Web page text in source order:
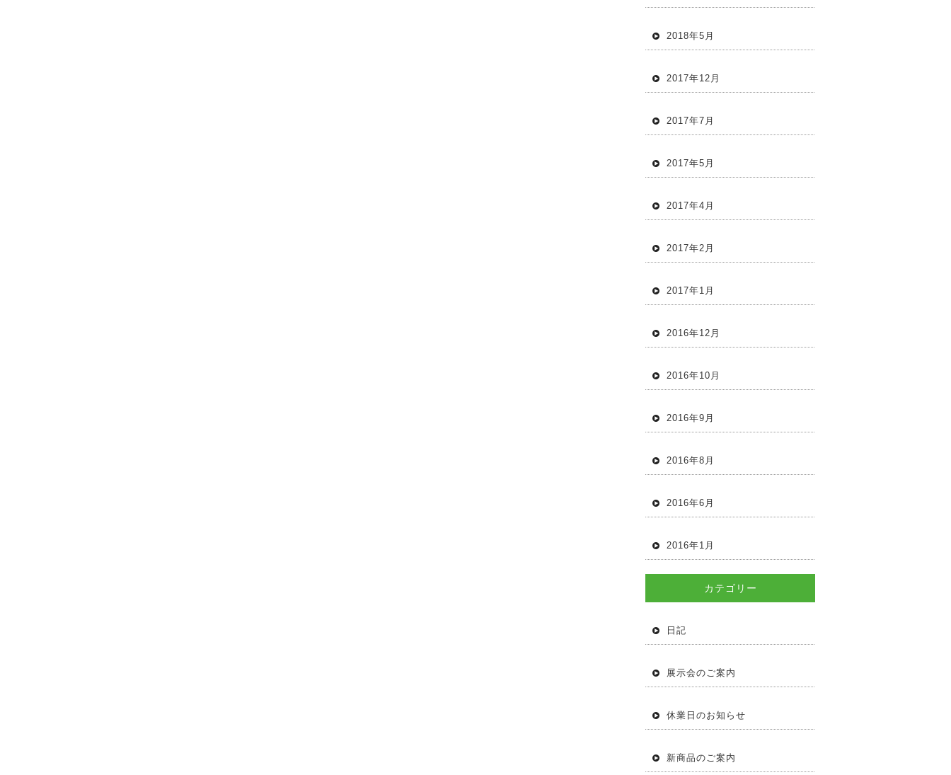
2018年5月
2017年12月
2017年7月
2017年5月
2017年4月
2017年2月
2017年1月
2016年12月
2016年10月
2016年9月
2016年8月
2016年6月
2016年1月
カテゴリー
日記
展示会のご案内
休業日のお知らせ
新商品のご案内